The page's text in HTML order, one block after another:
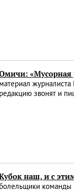
«Мусорная
материал
редакцию звонят и
наш, и с
команды